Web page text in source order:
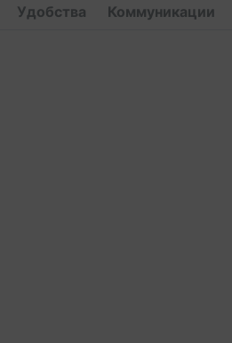
Удобства Коммуникации